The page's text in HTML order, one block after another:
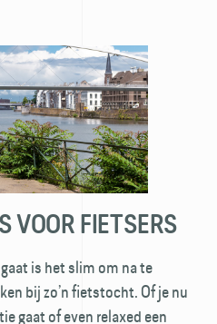
VOOR FIETSERS
is het slim om na te
bij zo’n fietstocht. Of je nu
gaat of even relaxed een